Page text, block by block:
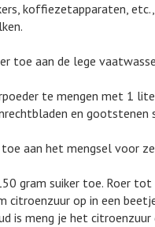
koffiezetapparaten,
toe aan de lege
te mengen met 1
en gootstenen
aan het mengsel voor
gram suiker toe. Roer
citroenzuur op in een
is meng je het citroenzuur